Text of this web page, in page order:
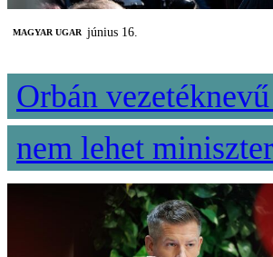
MAGYAR UGAR június 16.
Orbán
nem lehet